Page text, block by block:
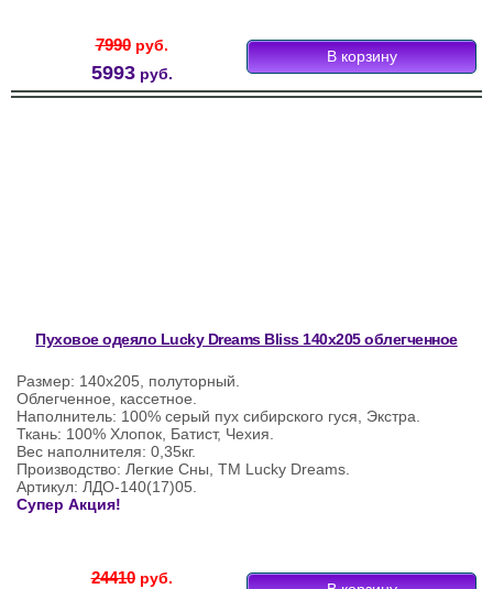
7990руб.
5993руб.
Пуховое одеяло Lucky Dreams Bliss 140х205 облегченное
Размер: 140х205, полуторный.
Облегченное, кассетное.
Наполнитель: 100% серый пух сибирского гуся, Экстра.
Ткань: 100% Хлопок, Батист, Чехия.
Вес наполнителя: 0,35кг.
Производство: Легкие Сны, ТМ Lucky Dreams.
Артикул: ЛДО-140(17)05.
Супер Акция!
24410руб.